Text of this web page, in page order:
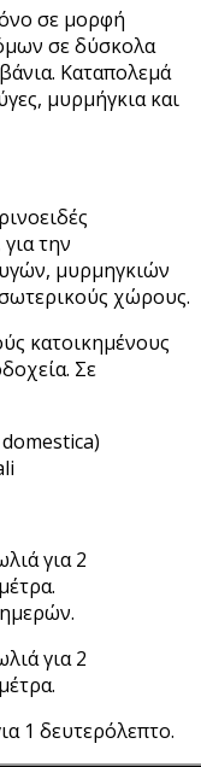
σε μορφή
σε δύσκολα
Καταπολεμά
μυρμήγκια και
την
μυρμηγκιών
χώρους.
κατοικημένους
Σε
για 2
για 2
1 δευτερόλεπτο.